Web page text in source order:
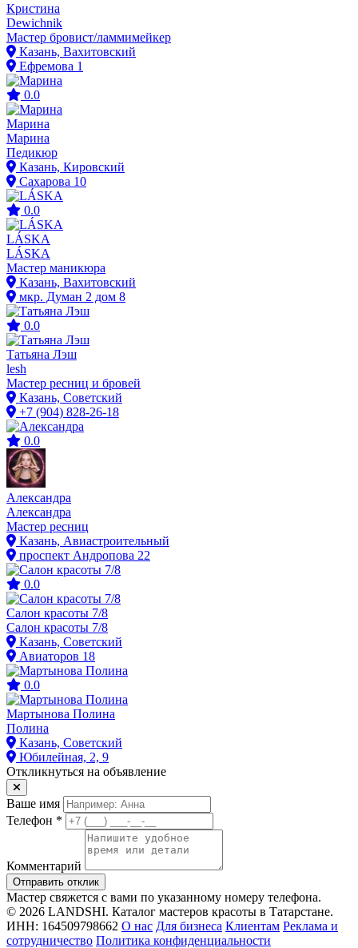
Кристина
Dewichnik
Мастер бровист/ламмимейкер
Казань, Вахитовский
Ефремова 1
0.0
Марина
Марина
Педикюр
Казань, Кировский
Сахарова 10
0.0
LÁSKA
LÁSKA
Мастер маникюра
Казань, Вахитовский
мкр. Думан 2 дом 8
0.0
Татьяна Лэш
lesh
Мастер ресниц и бровей
Казань, Советский
+7 (904) 828-26-18
0.0
Александра
Александра
Мастер ресниц
Казань, Авиастроительный
проспект Андропова 22
0.0
Салон красоты 7/8
Салон красоты 7/8
Казань, Советский
Авиаторов 18
0.0
Мартынова Полина
Полина
Казань, Советский
Юбилейная, 2, 9
Откликнуться на объявление
Ваше имя
Телефон *
Комментарий
Отправить отклик
Мастер свяжется с вами по указанному номеру телефона.
© 2026 LANDSHI. Каталог мастеров красоты в Татарстане.
ИНН: 164509798662 О нас Для бизнеса Клиентам Реклама и
сотрудничество Политика конфиденциальности